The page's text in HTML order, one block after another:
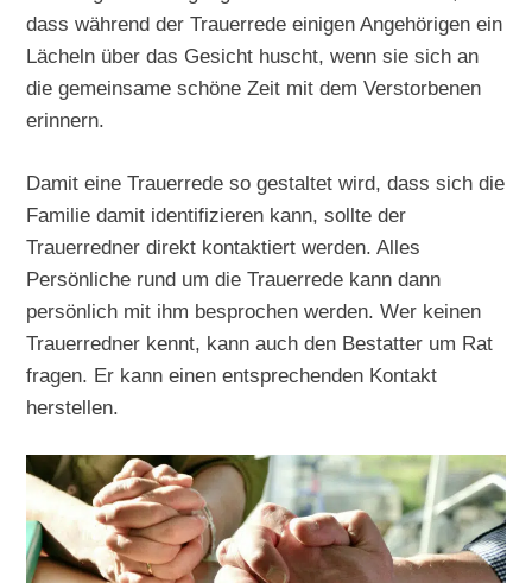
dass während der Trauerrede einigen Angehörigen ein
Lächeln über das Gesicht huscht, wenn sie sich an
die gemeinsame schöne Zeit mit dem Verstorbenen
erinnern.
Damit eine Trauerrede so gestaltet wird, dass sich die
Familie damit identifizieren kann, sollte der
Trauerredner direkt kontaktiert werden. Alles
Persönliche rund um die Trauerrede kann dann
persönlich mit ihm besprochen werden. Wer keinen
Trauerredner kennt, kann auch den Bestatter um Rat
fragen. Er kann einen entsprechenden Kontakt
herstellen.